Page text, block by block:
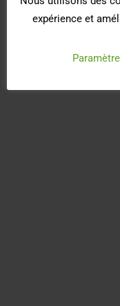
expérience et